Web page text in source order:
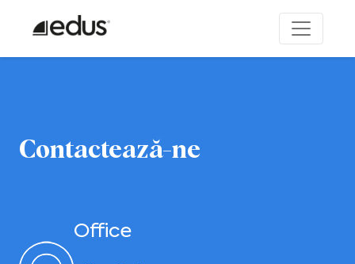
Contactează-ne
Office